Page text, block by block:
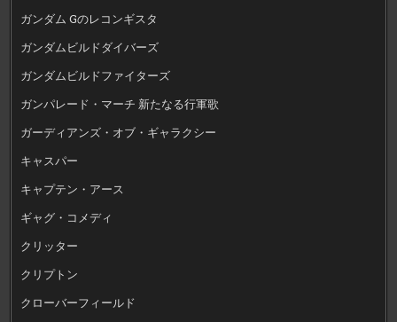
ガンダム Gのレコンギスタ
ガンダムビルドダイバーズ
ガンダムビルドファイターズ
ガンパレード・マーチ 新たなる行軍歌
ガーディアンズ・オブ・ギャラクシー
キャスパー
キャプテン・アース
ギャグ・コメディ
クリッター
クリプトン
クローバーフィールド